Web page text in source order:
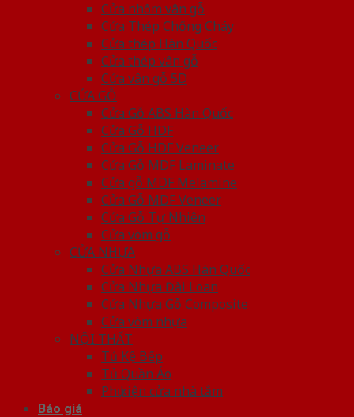
Cửa nhôm vân gỗ
Cửa Thép Chống Cháy
Cửa thép Hàn Quốc
Cửa thép vân gỗ
Cửa vân gỗ 5D
CỬA GỖ
Cửa Gỗ ABS Hàn Quốc
Cửa Gỗ HDF
Cửa Gỗ HDF Veneer
Cửa Gỗ MDF Laminate
Cửa gỗ MDF Melamine
Cửa Gỗ MDF Veneer
Cửa Gỗ Tự Nhiên
Cửa vòm gỗ
CỬA NHỰA
Cửa Nhựa ABS Hàn Quốc
Cửa Nhựa Đài Loan
Cửa Nhựa Gỗ Composite
Cửa vòm nhựa
NỘI THẤT
Tủ Kệ Bếp
Tủ Quần Áo
Phụ kiện cửa nhà tắm
Báo giá